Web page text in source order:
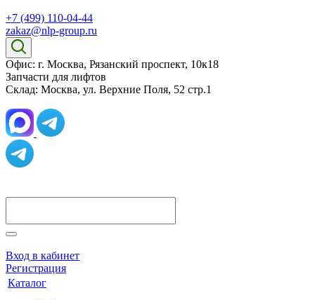
+7 (499) 110-04-44
zakaz@nlp-group.ru
Офис: г. Москва, Рязанский проспект, 10к18
Запчасти для лифтов
Склад: Москва, ул. Верхние Поля, 52 стр.1
Вход в кабинет
Регистрация
Каталог